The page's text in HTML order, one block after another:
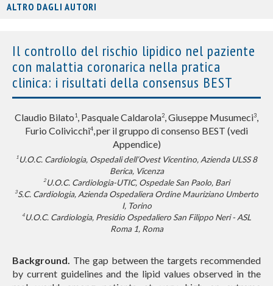
ALTRO DAGLI AUTORI
Il controllo del rischio lipidico nel paziente
con malattia coronarica nella pratica
clinica: i risultati della consensus BEST
Claudio Bilato1, Pasquale Caldarola2, Giuseppe Musumeci3,
Furio Colivicchi4,per il gruppo di consenso BEST (vedi
Appendice)
1 U.O.C. Cardiologia, Ospedali dell’Ovest Vicentino, Azienda ULSS 8
Berica, Vicenza
2 U.O.C. Cardiologia-UTIC, Ospedale San Paolo, Bari
3S.C. Cardiologia, Azienda Ospedaliera Ordine Mauriziano Umberto
I, Torino
4 U.O.C. Cardiologia, Presidio Ospedaliero San Filippo Neri - ASL
Roma 1, Roma
Background. The gap between the targets recommended
by current guidelines and the lipid values observed in the